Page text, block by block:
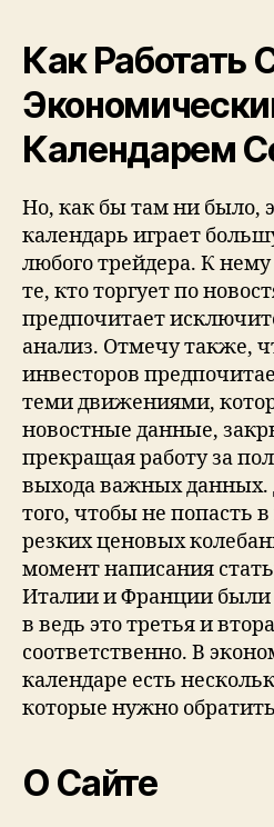
Как Работать
Календарем
Но, как бы там ни было,
календарь играет
любого трейдера. К
те, кто торгует по
предпочитает
анализ. Отмечу также,
инвесторов
теми движениями,
новостные данные,
прекращая работу за
выхода важных данных.
того, чтобы не попасть
резких ценовых
момент написания
Италии и Франции были
в ведь это третья и
соответственно. В
календаре есть
которые нужно
О Сайте